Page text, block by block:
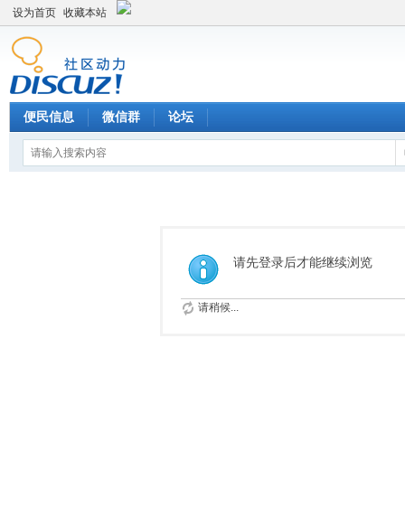
设为首页 收藏本站
便民信息 微信群 论坛
请先登录后才能继续浏览
请稍候...